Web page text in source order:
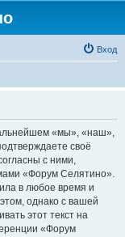
Вход
«мы», «наш»,
своё
с ними,
«Форум Селятино».
в любое время и
однако с вашей
этот текст на
«Форум